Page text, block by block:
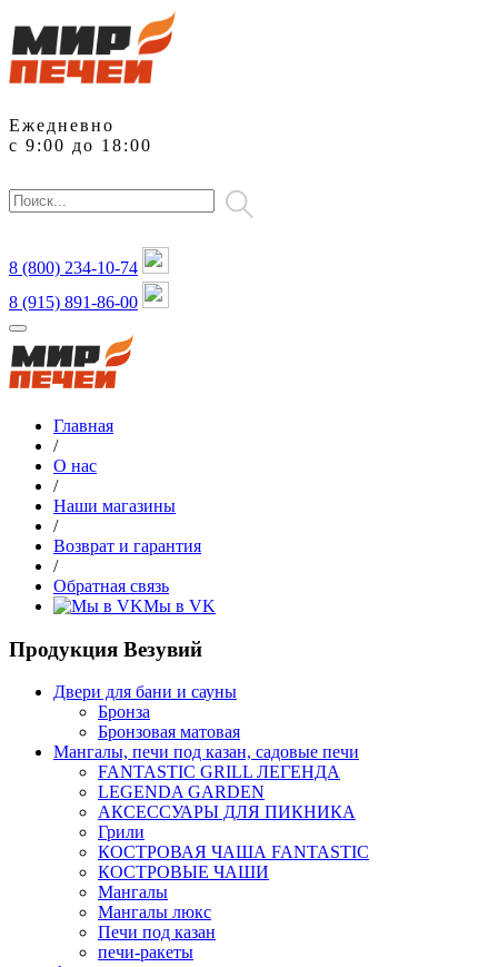
Ежедневно
с 9:00 до 18:00
8 (800) 234-10-74
8 (915) 891-86-00
Главная
/
О нас
/
Наши магазины
/
Возврат и гарантия
/
Обратная связь
Мы в VK
Продукция Везувий
Двери для бани и сауны
Бронза
Бронзовая матовая
Мангалы, печи под казан, садовые печи
FANTASTIC GRILL ЛЕГЕНДА
LEGENDA GARDEN
АКСЕССУАРЫ ДЛЯ ПИКНИКА
Грили
КОСТРОВАЯ ЧАША FANTASTIC
КОСТРОВЫЕ ЧАШИ
Мангалы
Мангалы люкс
Печи под казан
печи-ракеты